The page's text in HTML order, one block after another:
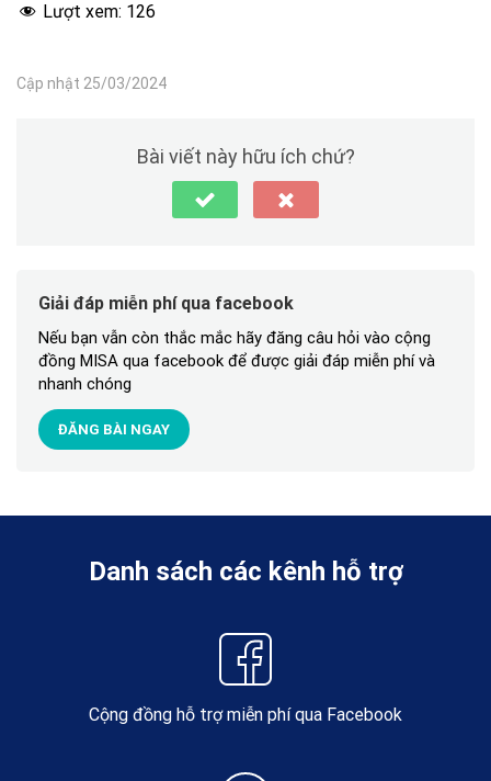
Lượt xem: 126
Cập nhật 25/03/2024
Bài viết này hữu ích chứ?
Giải đáp miễn phí qua facebook
Nếu bạn vẫn còn thắc mắc hãy đăng câu hỏi vào cộng
đồng MISA qua facebook để được giải đáp miễn phí và
nhanh chóng
ĐĂNG BÀI NGAY
Danh sách các kênh hỗ trợ
Cộng đồng hỗ trợ miễn phí qua Facebook